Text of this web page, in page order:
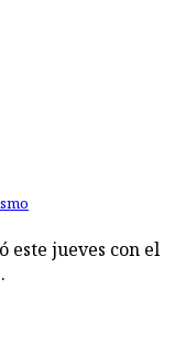
este jueves con el